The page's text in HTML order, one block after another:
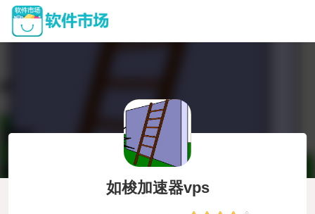
如梭加速器vps